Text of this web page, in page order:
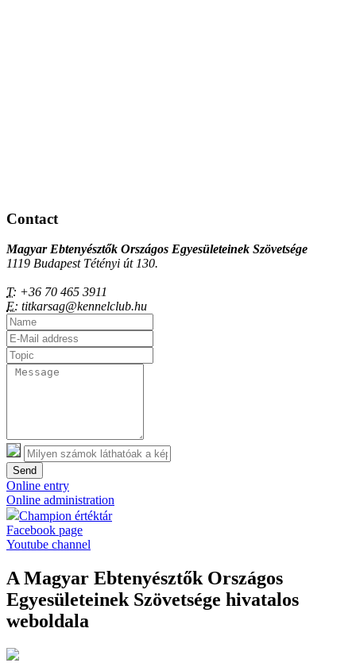
Contact
Magyar Ebtenyésztők Országos Egyesületeinek Szövetsége
1119 Budapest Tétényi út 130.
T: +36 70 465 3911
E: titkarsag@kennelclub.hu
Send
Online entry
Online administration
Champion értéktár
Facebook page
Youtube channel
A Magyar Ebtenyésztők Országos
Egyesületeinek Szövetsége hivatalos
weboldala